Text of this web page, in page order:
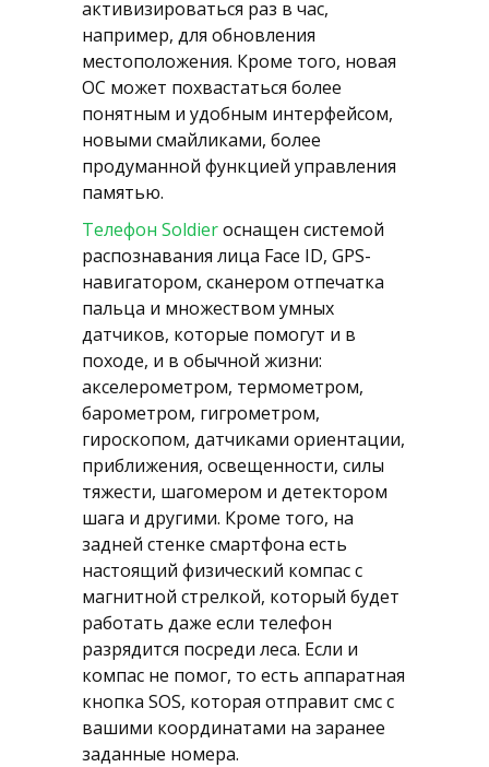
активизироваться раз в час,
например, для обновления
местоположения. Кроме того, новая
ОС может похвастаться более
понятным и удобным интерфейсом,
новыми смайликами, более
продуманной функцией управления
памятью.
Телефон Soldierоснащен системой
распознавания лица Face ID, GPS-
навигатором, сканером отпечатка
пальца и множеством умных
датчиков, которые помогут и в
походе, и в обычной жизни:
акселерометром, термометром,
барометром, гигрометром,
гироскопом, датчиками ориентации,
приближения, освещенности, силы
тяжести, шагомером и детектором
шага и другими. Кроме того, на
задней стенке смартфона есть
настоящий физический компас с
магнитной стрелкой, который будет
работать даже если телефон
разрядится посреди леса. Если и
компас не помог, то есть аппаратная
кнопка SOS, которая отправит смс с
вашими координатами на заранее
заданные номера.